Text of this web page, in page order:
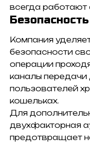
всегда работают
Компания
безопасности
операции
каналы передачи
пользователей
кошельках.
Для
двухфакторная
предотвращает